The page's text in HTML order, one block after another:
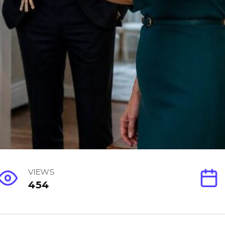
VIEWS
454